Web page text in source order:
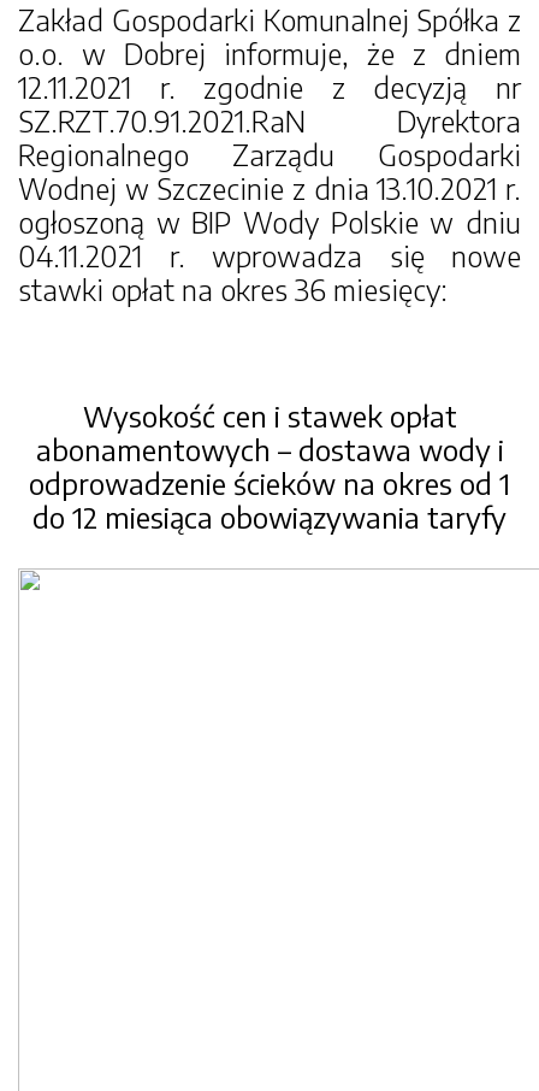
Zakład Gospodarki Komunalnej Spółka z
o.o. w Dobrej informuje, że z dniem
12.11.2021 r. zgodnie z decyzją nr
SZ.RZT.70.91.2021.RaN Dyrektora
Regionalnego Zarządu Gospodarki
Wodnej w Szczecinie z dnia 13.10.2021 r.
ogłoszoną w BIP Wody Polskie w dniu
04.11.2021 r. wprowadza się nowe
stawki opłat na okres 36 miesięcy:
Wysokość cen i stawek opłat
abonamentowych – dostawa wody i
odprowadzenie ścieków na okres od 1
do 12 miesiąca obowiązywania taryfy